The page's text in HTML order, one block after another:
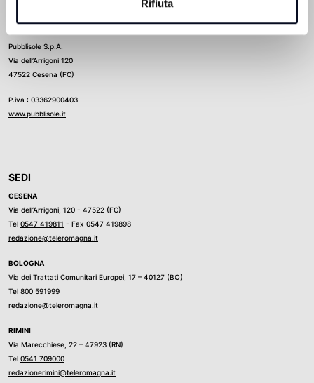
Rifiuta
Ludovico Luongo
Pubblisole S.p.A.
Via dell’Arrigoni 120
47522 Cesena (FC)
P.iva : 03362900403
www.pubblisole.it
SEDI
CESENA
Via dell’Arrigoni, 120 - 47522 (FC)
Tel 0547 419811 - Fax 0547 419898
redazione@teleromagna.it
BOLOGNA
Via dei Trattati Comunitari Europei, 17 – 40127 (BO)
Tel 800 591999
redazione@teleromagna.it
RIMINI
Via Marecchiese, 22 – 47923 (RN)
Tel 0541 709000
redazionerimini@teleromagna.it